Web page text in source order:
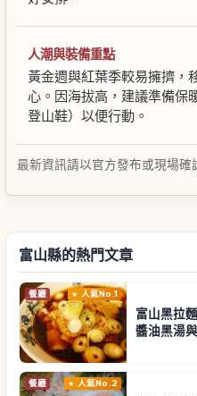
人潮與裝備重點
黃金週與紅葉季較易擁擠，
心。因海拔高，建議準備保
登山鞋）以便行動。
最新資訊請以官方發布或現場確
富山縣的熱門文章
餐廳 人氣No.1
富山黑拉
醬油黑湯
餐廳 人氣No.2